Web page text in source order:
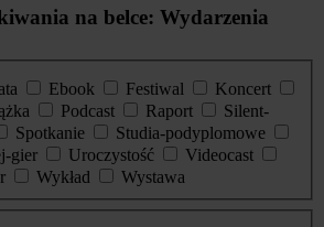
na belce: Wydarzenia
Ebook Festiwal
Koncert
Podcast Raport
Silent-
Spotkanie
Studia-podyplomowe
gier Uroczystość
Videocast
Wykład
Wystawa